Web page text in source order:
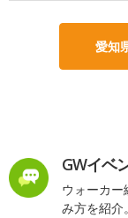
愛知
GWイベ
ウォーカー
み方を紹介